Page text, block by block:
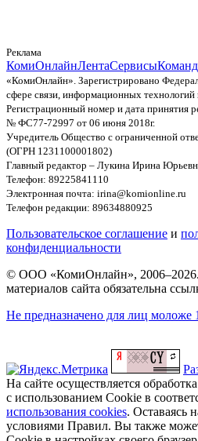
Реклама
КомиОнлайнЛентаСервисы
«КомиОнлайн». Зарегистрировано
сфере связи, информационных
Регистрационный номер и дата принятия
№ ФС77-72997 от 06 июня 2018г.
Учредитель Общество с ограниченной
(ОГРН 1231100001802)
Главный редактор – Лукина Ирина
Телефон: 89225841110
Электронная почта: irina@komionline.ru
Телефон редакции: 89634880925
Пользовательское соглашение и
конфиденциальности
© ООО «КомиОнлайн»,
материалов сайта обязательна
Не предназначено для лиц моложе
На сайте осуществляется
с использованием Cookie в
использования cookies. Оставаясь
условиями Правил. Вы также